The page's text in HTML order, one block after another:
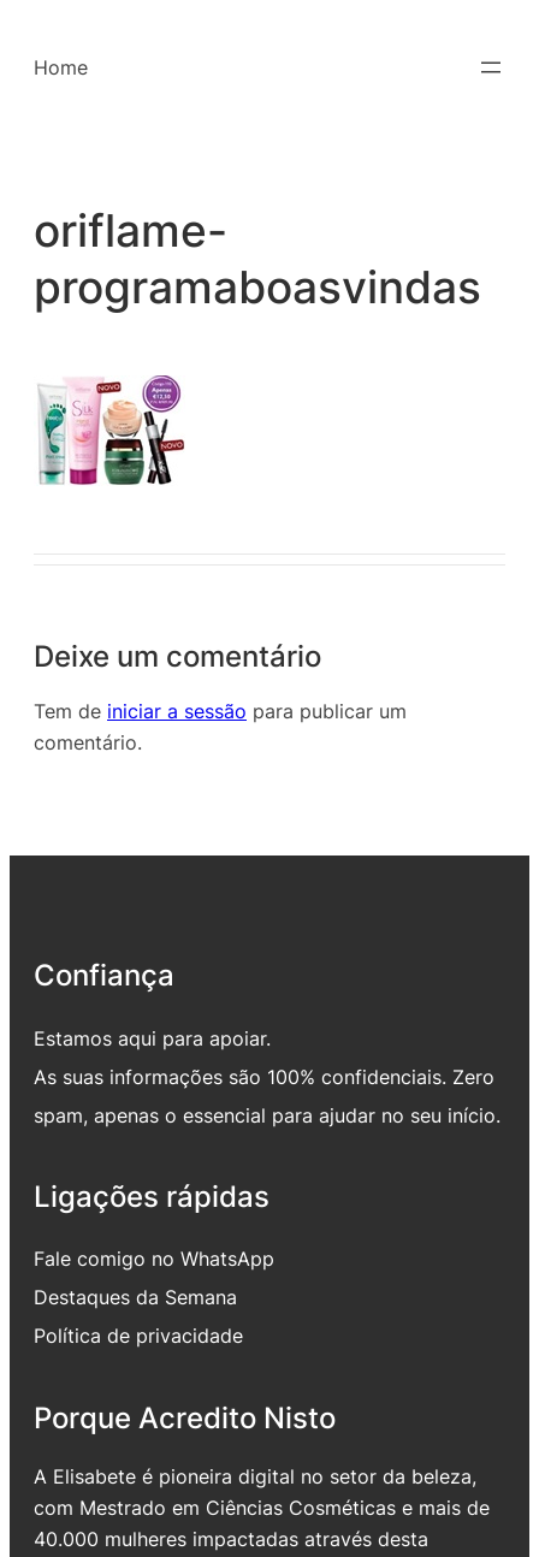
para
Home
oriflame-
programaboasvindas
Deixe um comentário
Tem de iniciar a sessão para publicar um
comentário.
Confiança
Estamos aqui para apoiar.
As suas informações são 100% confidenciais. Zero
spam, apenas o essencial para ajudar no seu início.
Ligações rápidas
Fale comigo no WhatsApp
Destaques da Semana
Política de privacidade
Porque Acredito Nisto
A Elisabete é pioneira digital no setor da beleza,
com Mestrado em Ciências Cosméticas e mais de
40.000 mulheres impactadas através desta